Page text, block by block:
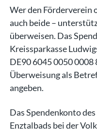
Wer den Förderverein
auch beide –
überweisen. Das
Kreissparkasse
DE90 6045 0050
Überweisung als
angeben.
Das Spendenkonto
Enztalbads bei der